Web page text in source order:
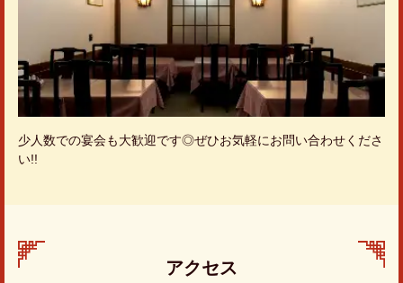
少人数での宴会も大歓迎です◎ぜひお気軽にお問い合わせくださ
い!!
アクセス